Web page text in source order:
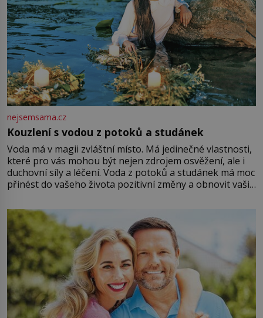
nejsemsama.cz
Kouzlení s vodou z potoků a studánek
Voda má v magii zvláštní místo. Má jedinečné vlastnosti,
které pro vás mohou být nejen zdrojem osvěžení, ale i
duchovní síly a léčení. Voda z potoků a studánek má moc
přinést do vašeho života pozitivní změny a obnovit vaši
můžete obohatit své rituály a přinést do svého života
větší harmonii a klid. Je důležité